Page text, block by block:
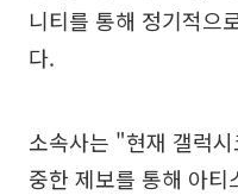
니티를 통해 정기적으
다.
소속사는 "현재 갤럭
중한 제보를 통해 아